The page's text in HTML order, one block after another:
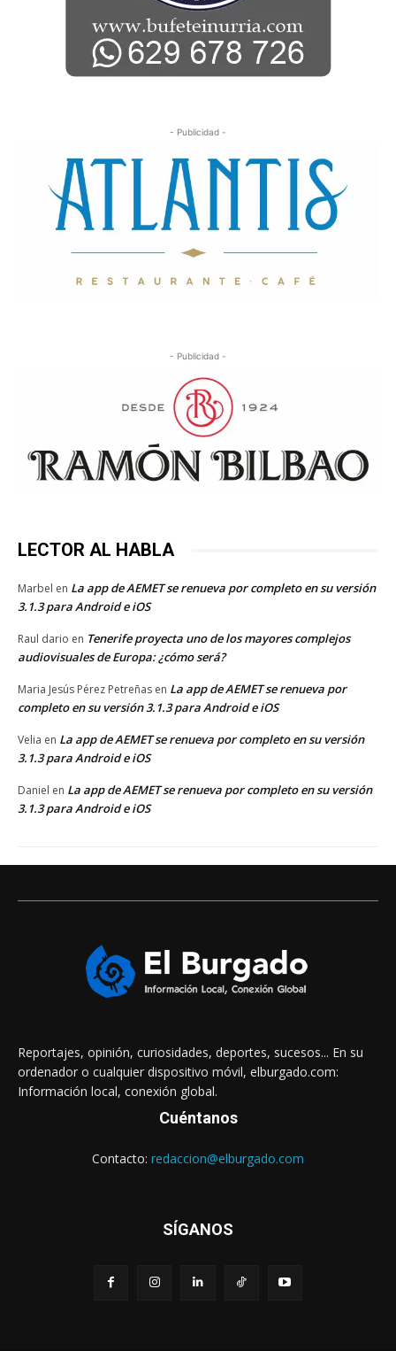
- Publicidad -
- Publicidad -
LECTOR AL HABLA
Marbel en La app de AEMET se renueva por completo en su versión
3.1.3 para Android e iOS
Raul dario en Tenerife proyecta uno de los mayores complejos
audiovisuales de Europa: ¿cómo será?
Maria Jesús Pérez Petreñas en La app de AEMET se renueva por
completo en su versión 3.1.3 para Android e iOS
Velia en La app de AEMET se renueva por completo en su versión
3.1.3 para Android e iOS
Daniel en La app de AEMET se renueva por completo en su versión
3.1.3 para Android e iOS
Reportajes, opinión, curiosidades, deportes, sucesos... En su
ordenador o cualquier dispositivo móvil, elburgado.com:
Información local, conexión global.
Cuéntanos
Contacto: redaccion@elburgado.com
SÍGANOS